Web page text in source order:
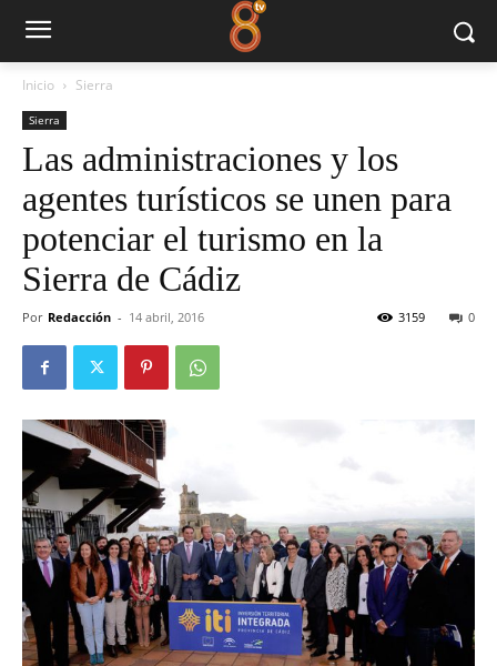
Inicio Sierra
Sierra
Las administraciones y los
agentes turísticos se unen para
potenciar el turismo en la
Sierra de Cádiz
Por Redacción - 14 abril, 2016 0
3159